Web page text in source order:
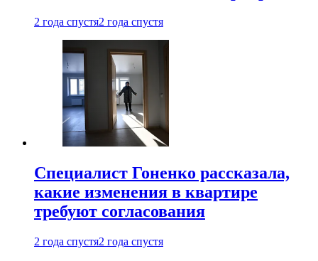
2 года спустя2 года спустя
Специалист Гоненко рассказала,
какие изменения в квартире
требуют согласования
2 года спустя2 года спустя